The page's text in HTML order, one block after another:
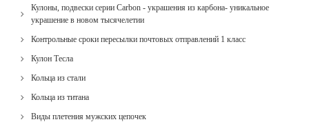
Кулоны, подвески серии Carbon - украшения из карбона- уникальное
украшение в новом тысячелетии
Контрольные сроки пересылки почтовых отправлений 1 класс
Кулон Тесла
Кольца из стали
Кольца из титана
Виды плетения мужских цепочек